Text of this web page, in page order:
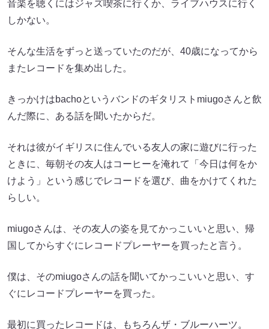
音楽を聴くにはジャズ喫茶に行くか、ライブハウスに行く
しかない。
そんな生活をずっと送っていたのだが、40歳になってから
またレコードを集め出した。
きっかけはbachoというバンドのギタリストmiugoさんと飲
んだ際に、ある話を聞いたからだ。
それは彼がイギリスに住んでいる友人の家に遊びに行った
ときに、毎朝その友人はコーヒーを淹れて「今日は何をか
けよう」という感じでレコードを選び、曲をかけてくれた
らしい。
miugoさんは、その友人の姿を見てかっこいいと思い、帰
国してからすぐにレコードプレーヤーを買ったと言う。
僕は、そのmiugoさんの話を聞いてかっこいいと思い、す
ぐにレコードプレーヤーを買った。
最初に買ったレコードは、もちろんザ・ブルーハーツ。